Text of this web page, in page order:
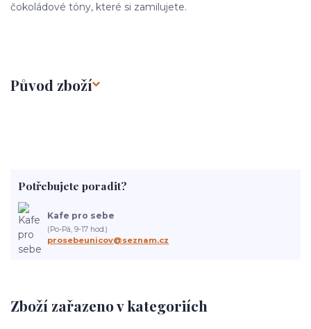
čokoládové tóny, které si zamilujete.
Původ zboží
Zboží zařazeno v kategoriích
Potřebujete poradit?
Kafe pro sebe
(Po-Pá, 9-17 hod.)
prosebeunicov@seznam.cz